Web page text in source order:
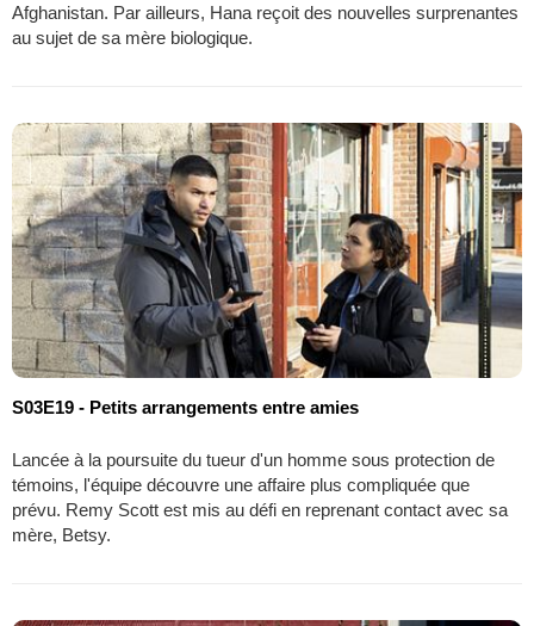
Afghanistan. Par ailleurs, Hana reçoit des nouvelles surprenantes
au sujet de sa mère biologique.
S03E19 - Petits arrangements entre amies
Lancée à la poursuite du tueur d'un homme sous protection de
témoins, l'équipe découvre une affaire plus compliquée que
prévu. Remy Scott est mis au défi en reprenant contact avec sa
mère, Betsy.